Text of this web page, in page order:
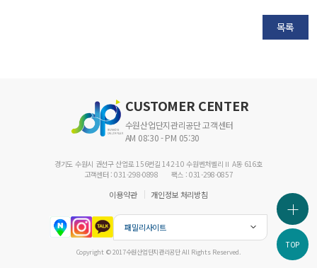
목록
CUSTOMER CENTER
수원산업단지관리공단 고객센터
AM 08:30 - PM 05:30
경기도 수원시 권선구 산업로 156번길 142-10 수원벤처벨리Ⅱ A동 616호
고객센터 : 031-298-0898
팩스 : 031-298-0857
이용약관 개인정보 처리방침
패밀리사이트
Copyright © 2017수원산업단지관리공단 All Rights Reserved.
TOP